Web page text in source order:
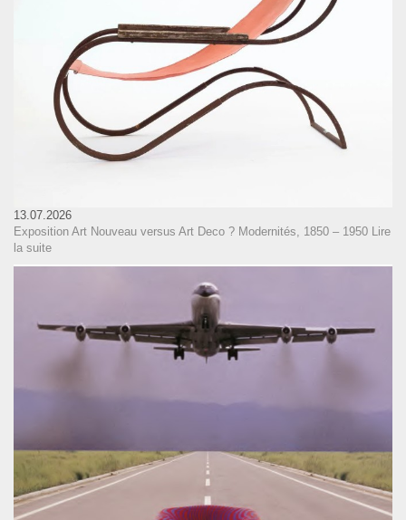
13.07.2026
Exposition Art Nouveau versus Art Deco ? Modernités, 1850 – 1950 Lire
la suite